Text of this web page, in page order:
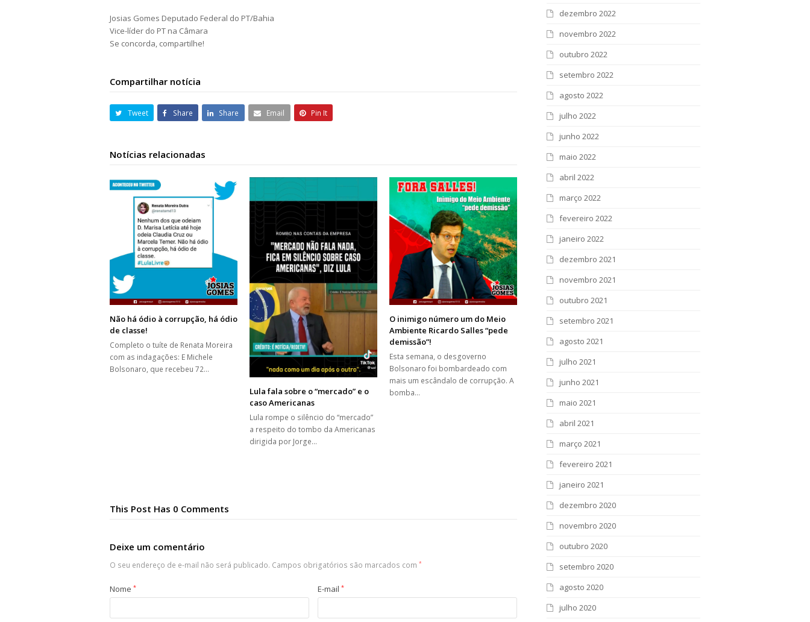
Josias Gomes Deputado Federal do PT/Bahia
Vice-líder do PT na Câmara
Se concorda, compartilhe!
Compartilhar notícia
Tweet Share Share Email Pin It
Notícias relacionadas
Não há ódio à corrupção, há ódio
de classe!
Completo o tuíte de Renata Moreira
com as indagações: E Michele
Bolsonaro, que recebeu 72…
Lula fala sobre o “mercado” e o
caso Americanas
Lula rompe o silêncio do “mercado”
a respeito do tombo da Americanas
dirigida por Jorge…
O inimigo número um do Meio
Ambiente Ricardo Salles “pede
demissão”!
Esta semana, o desgoverno
Bolsonaro foi bombardeado com
mais um escândalo de corrupção. A
bomba…
This Post Has 0 Comments
Deixe um comentário
O seu endereço de e-mail não será publicado. Campos obrigatórios são marcados com *
Nome * E-mail *
dezembro 2022
novembro 2022
outubro 2022
setembro 2022
agosto 2022
julho 2022
junho 2022
maio 2022
abril 2022
março 2022
fevereiro 2022
janeiro 2022
dezembro 2021
novembro 2021
outubro 2021
setembro 2021
agosto 2021
julho 2021
junho 2021
maio 2021
abril 2021
março 2021
fevereiro 2021
janeiro 2021
dezembro 2020
novembro 2020
outubro 2020
setembro 2020
agosto 2020
julho 2020